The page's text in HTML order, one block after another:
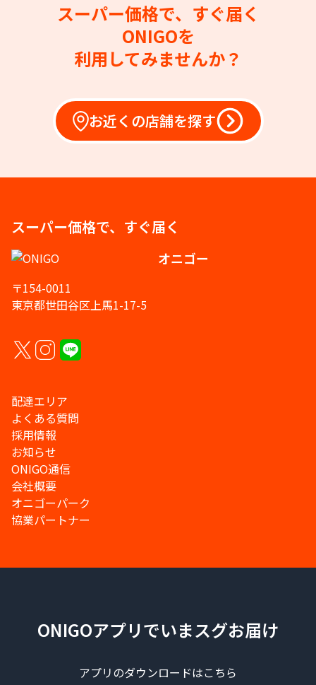
スーパー価格で、すぐ届く
ONIGOを
利用してみませんか？
お近くの店舗を探す
スーパー価格で、すぐ届く
オニゴー
〒154-0011
東京都世田谷区上馬1-17-5
配達エリア
よくある質問
採用情報
お知らせ
ONIGO通信
会社概要
オニゴーパーク
協業パートナー
ONIGOアプリでいまスグお届け
アプリのダウンロードはこちら